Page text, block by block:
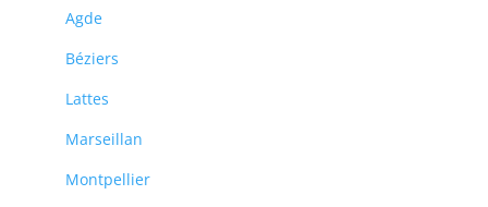
Agde
Béziers
Lattes
Marseillan
Montpellier